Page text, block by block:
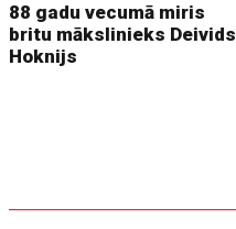
88 gadu vecumā miris
britu mākslinieks Deivids
Hoknijs